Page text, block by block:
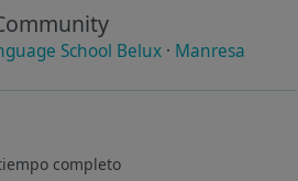
School Belux · Manresa
completo